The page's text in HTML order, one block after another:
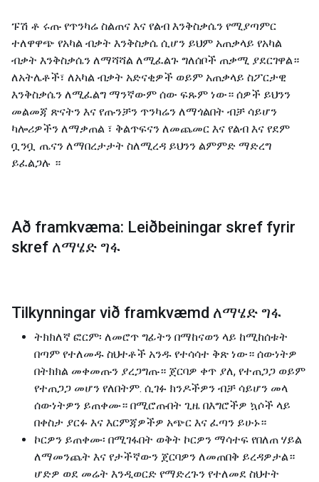
ፑሽ ቶ ሩጡ የጥንካሬ ስልጠና እና የልብ እንቅስቃሴን የሚያጣምር
ተለዋዋጭ የአካል ብቃት እንቅስቃሴ ሲሆን ይህም አጠቃላይ የአካል
ብቃት እንቅስቃሴን ለማሻሻል ለሚፈልጉ ግለሰቦች ጠቃሚ ያደርገዋል።
ለአትሌቶች፣ ለአካል ብቃት አድናቂዎች ወይም አጠቃላይ ስፖርታዊ
እንቅስቃሴን ለሚፈልግ ማንኛውም ሰው ፍጹም ነው። ሰዎች ይህንን
መልመጃ ጽናትን እና የጡንቻን ጥንካሬን ለማጎልበት ብቻ ሳይሆን
ካሎሪዎችን ለማቃጠል ፣ ቅልጥፍናን ለመጨመር እና የልብ እና የደም
ቧንቧ ጤናን ለማበረታታት ስለሚረዳ ይህንን ልምምድ ማድረግ
ይፈልጋሉ ።
Að framkvæma: Leiðbeiningar skref fyrir
skref ለማሄድ ግፋ
Tilkynningar við framkvæmd ለማሄድ ግፋ
ትክክለኛ ፎርም፡ ለመሮጥ ግፊትን በማከናወን ላይ ከሚከሰቱት
በጣም የተለመዱ ስህተቶች አንዱ የተሳሳተ ቅጽ ነው። ሰውነትዎ
በትክክል መቀመጡን ያረጋግጡ። ጀርባዎ ቀጥ ያለ, የተጠጋጋ ወይም
የተጠጋጋ መሆን የለበትም. ሲገፉ ክንዶችዎን ብቻ ሳይሆን መላ
ሰውነትዎን ይጠቀሙ። በሚሮጡበት ጊዜ በእግሮችዎ ኳሶች ላይ
በቀስታ ያርፉ እና እርምጃዎችዎ አጭር እና ፈጣን ይሁኑ።
ኮርዎን ይጠቀሙ፡ በሚገፋበት ወቅት ኮርዎን ማሳተፍ የበለጠ ሃይል
ለማመንጨት እና የታችኛውን ጀርባዎን ለመጠበቅ ይረዳዎታል።
ሆድዎ ወደ መሬት እንዲወርድ የማድረጉን የተለመደ ስህተት